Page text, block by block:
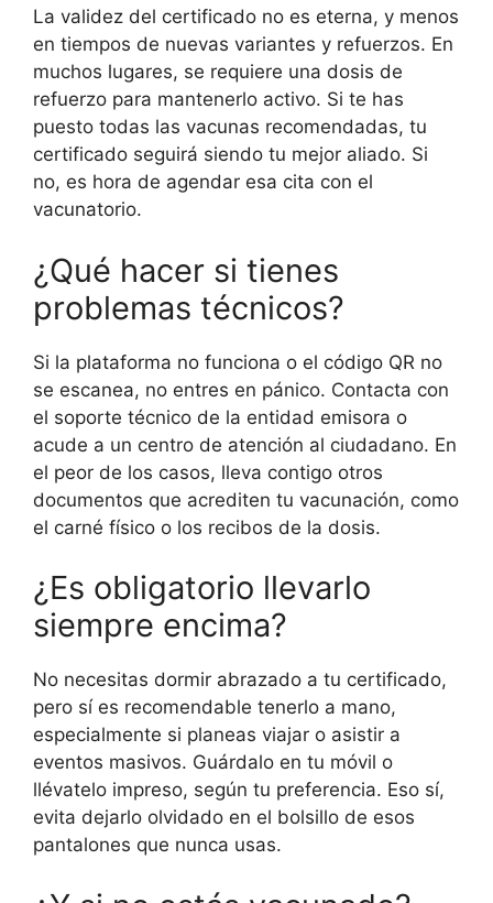
La validez del certificado no es eterna, y menos
en tiempos de nuevas variantes y refuerzos. En
muchos lugares, se requiere una dosis de
refuerzo para mantenerlo activo. Si te has
puesto todas las vacunas recomendadas, tu
certificado seguirá siendo tu mejor aliado. Si
no, es hora de agendar esa cita con el
vacunatorio.
¿Qué hacer si tienes
problemas técnicos?
Si la plataforma no funciona o el código QR no
se escanea, no entres en pánico. Contacta con
el soporte técnico de la entidad emisora o
acude a un centro de atención al ciudadano. En
el peor de los casos, lleva contigo otros
documentos que acrediten tu vacunación, como
el carné físico o los recibos de la dosis.
¿Es obligatorio llevarlo
siempre encima?
No necesitas dormir abrazado a tu certificado,
pero sí es recomendable tenerlo a mano,
especialmente si planeas viajar o asistir a
eventos masivos. Guárdalo en tu móvil o
llévatelo impreso, según tu preferencia. Eso sí,
evita dejarlo olvidado en el bolsillo de esos
pantalones que nunca usas.